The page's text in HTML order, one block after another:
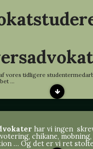
vores tidligere
...
har vi ingen
chikane, mobning,
… Og det er vi ret